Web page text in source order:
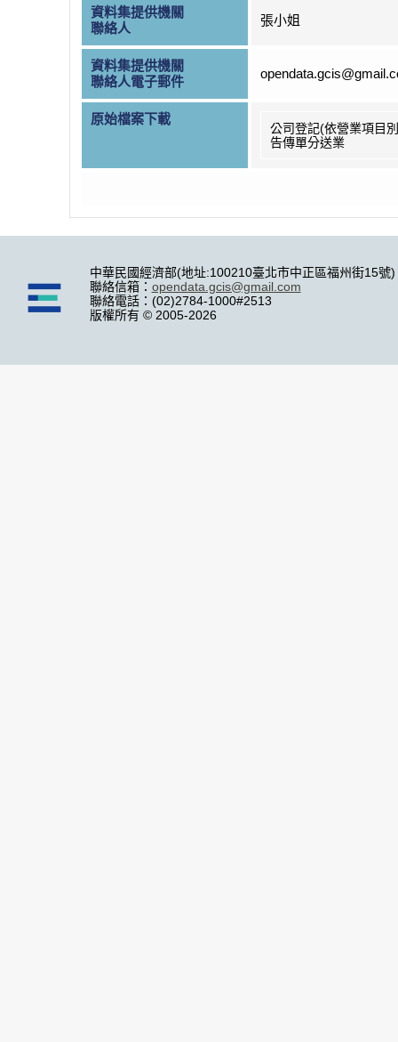
資料集提供機關
聯絡人
張小姐
資料集提供機關
聯絡人電子郵件
原始檔案下載
公司登記(依營業項目
告傳單分送業
中華民國經濟部(地址:100210臺北市中正區福州街15號)
聯絡信箱： opendata.gcis@gmail.com
聯絡電話：(02)2784-1000#2513
版權所有 © 2005-2026